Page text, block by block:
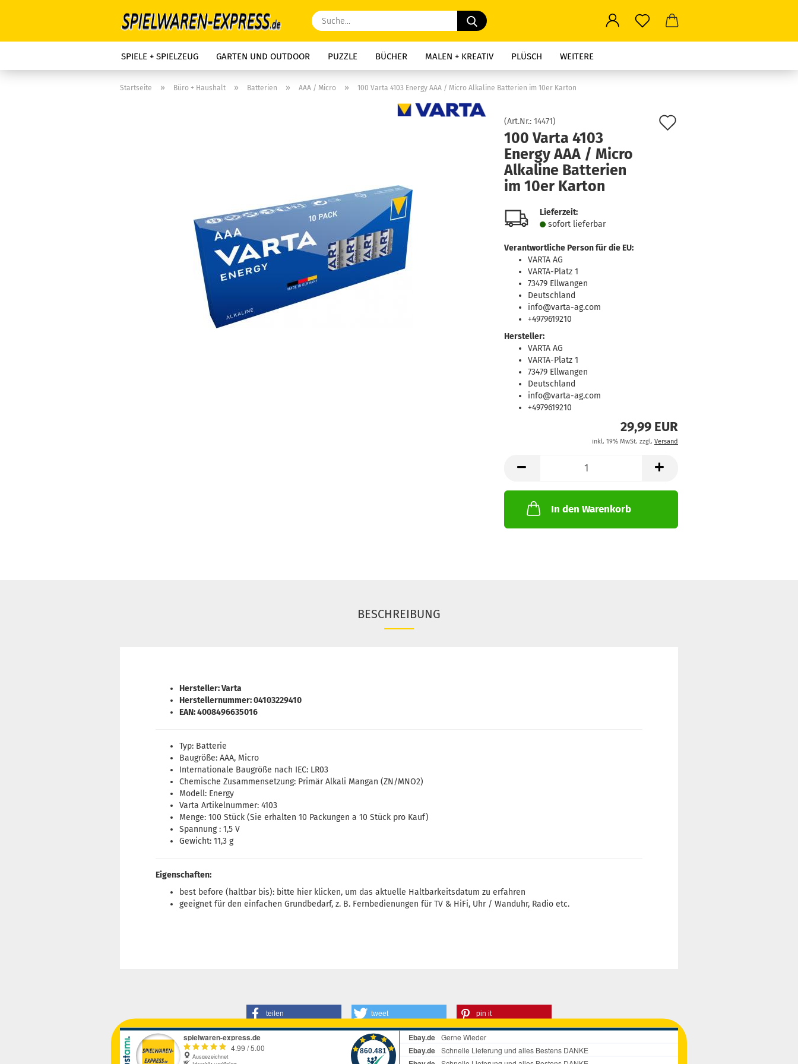
Suche...
SPIELE + SPIELZEUG GARTEN UND OUTDOOR PUZZLE BÜCHER MALEN + KREATIV PLÜSCH WEITERE
Startseite » Büro + Haushalt » Batterien » AAA / Micro » 100 Varta 4103 Energy AAA / Micro Alkaline Batterien im 10er Karton
(Art.Nr.: 14471)
100 Varta 4103
Energy AAA / Micro
Alkaline Batterien
im 10er Karton
Lieferzeit:
sofort lie­fer­bar
Verantwortliche Person für die EU:
VARTA AG
VARTA-Platz 1
73479 Ellwangen
Deutschland
info@varta-ag.com
+4979619210
Hersteller:
VARTA AG
VARTA-Platz 1
73479 Ellwangen
Deutschland
info@varta-ag.com
+4979619210
29,99 EUR
inkl. 19% MwSt. zzgl. Versand
In den Warenkorb
BESCHREIBUNG
Hersteller: Varta
Herstellernummer: 04103229410
EAN: 4008496635016
Typ: Batterie
Baugröße: AAA, Micro
Internationale Baugröße nach IEC: LR03
Chemische Zusammensetzung: Primär Alkali Mangan (ZN/MNO2)
Modell: Energy
Varta Artikelnummer: 4103
Menge: 100 Stück (Sie erhalten 10 Packungen a 10 Stück pro Kauf)
Spannung : 1,5 V
Gewicht: 11,3 g
Eigenschaften:
best before (haltbar bis): bitte hierklicken, um das aktuelle Haltbarkeitsdatum zu erfahren
geeignet für den einfachen Grundbedarf, z. B. Fernbedienungen für TV & HiFi, Uhr / Wanduhr, Radio etc.
teilen tweet pin it